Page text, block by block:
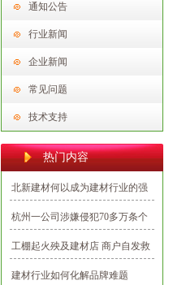
通知公告
行业新闻
企业新闻
常见问题
技术支持
热门内容
北新建材何以成为建材行业的强
势民族品牌？
杭州一公司涉嫌侵犯70多万条个
人信息，多为向业主推销建材
工棚起火殃及建材店 商户自发救
援避免损失
建材行业如何化解品牌难题